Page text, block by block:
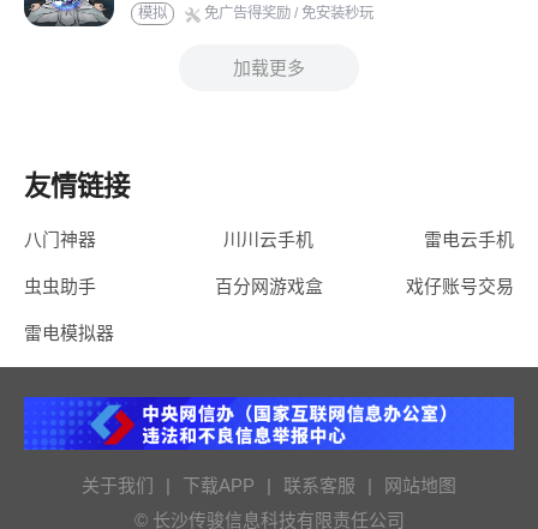
模拟
免广告得奖励 / 免安装秒玩
加载更多
友情链接
八门神器 川川云手机 雷电云手机
虫虫助手 百分网游戏盒 戏仔账号交易
雷电模拟器
关于我们 | 下载APP | 联系客服 |
网站地图
© 长沙传骏信息科技有限责任公司